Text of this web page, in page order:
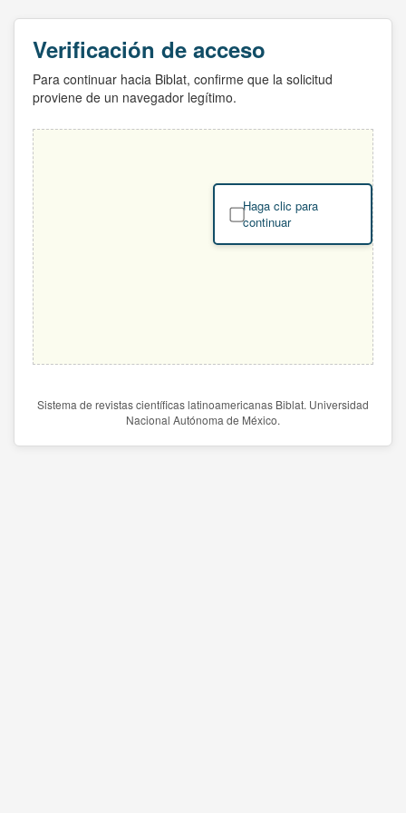
Verificación de acceso
Para continuar hacia Biblat, confirme que la solicitud
proviene de un navegador legítimo.
Haga clic para
continuar
Sistema de revistas científicas latinoamericanas Biblat. Universidad
Nacional Autónoma de México.